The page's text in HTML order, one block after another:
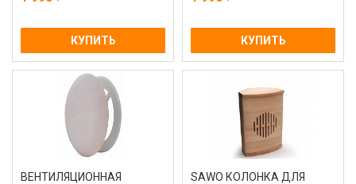
КУПИТЬ КУПИТЬ
ВЕНТИЛЯЦИОННАЯ
SAWO КОЛОНКА ДЛЯ